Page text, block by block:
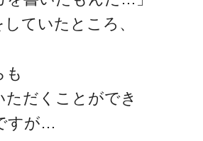
ていたところ、
も
ただくことができ
すが…